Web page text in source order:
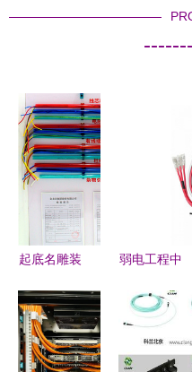
起底名雕装
的背后力量
弱电工程的
隐形骨骼
弱电工程中
免电子线绝
缘层损坏的
问题